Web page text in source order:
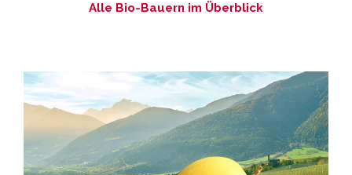
Alle Bio-Bauern im Überblick